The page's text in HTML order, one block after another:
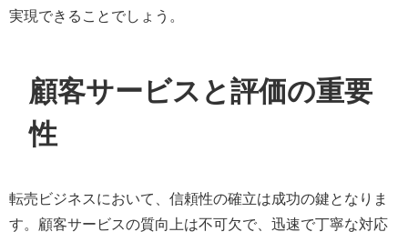
実現できることでしょう。
顧客サービスと評価の重要
性
転売ビジネスにおいて、信頼性の確立は成功の鍵となりま
す。顧客サービスの質向上は不可欠で、迅速で丁寧な対応